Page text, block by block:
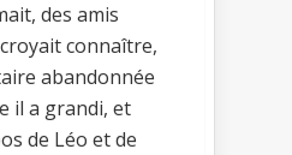
des amis
croyait connaître,
abandonnée
il a grandi, et
de Léo et de